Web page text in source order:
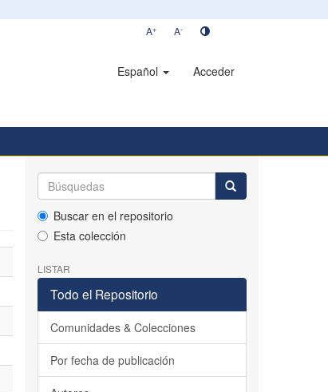
A+ A-
Español Acceder
Buscar en el repositorio
Esta colección
LISTAR
Todo el Repositorio
Comunidades & Colecciones
Por fecha de publicación